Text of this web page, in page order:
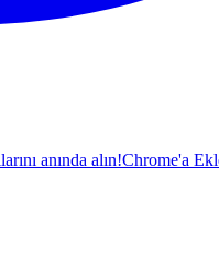
anında alın!Chrome'a